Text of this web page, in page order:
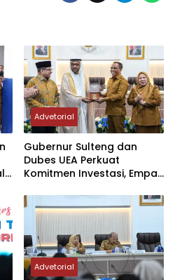
Advetorial
Gubernur Sulteng dan
Dubes UEA Perkuat
Komitmen Investasi, Empat
Advetorial